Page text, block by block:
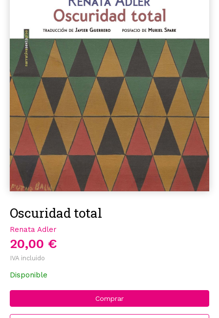
Oscuridad total
Renata Adler
20,00 €
IVA incluido
Disponible
Comprar